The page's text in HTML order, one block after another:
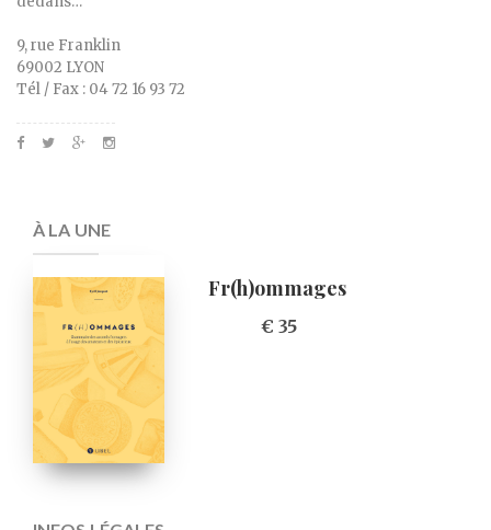
9, rue Franklin
69002 LYON
Tél / Fax : 04 72 16 93 72
À LA UNE
Fr(h)ommages
€ 35